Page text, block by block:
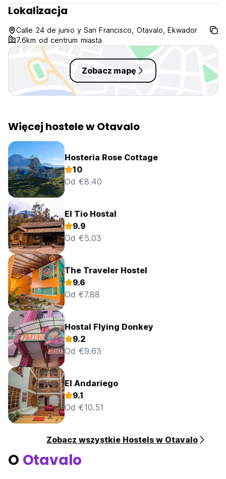
Payment upon arrival by cash, credit and debit card
Taxes included
Lokalizacja
Calle 24 de junio y San Francisco, Otavalo, Ekwador
7.6km od centrum miasta
Zobacz mapę
Więcej hostele w Otavalo
Hosteria Rose Cottage
10
Od €8.40
El Tio Hostal
9.9
Od €5.03
The Traveler Hostel
9.6
Od €7.88
Hostal Flying Donkey
9.2
Od €9.63
El Andariego
9.1
Od €10.51
Zobacz wszystkie Hostels w Otavalo
O Otavalo